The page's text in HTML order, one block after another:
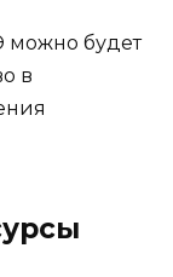
можно будет
в